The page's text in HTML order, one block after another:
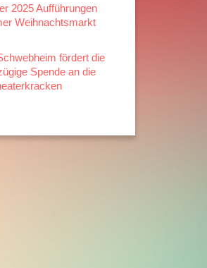
2025 Aufführungen
Weihnachtsmarkt
fördert die
Spende an die